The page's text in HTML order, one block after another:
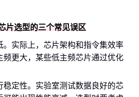
片选型的三个常见误区
。实际上，芯片架构和指令集效率
频更大，某些低主频芯片通过优化
稳定性。实验室测试数据良好的芯